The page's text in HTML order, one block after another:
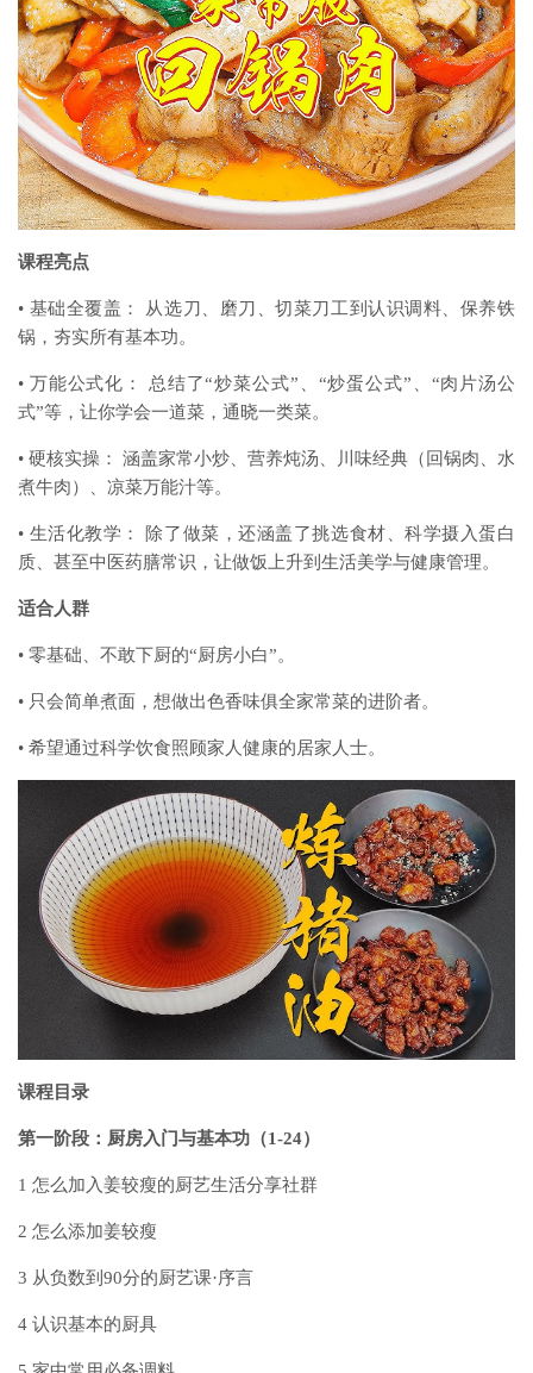
课程亮点
• 基础全覆盖： 从选刀、磨刀、切菜刀工到认识调料、保养铁
锅，夯实所有基本功。
• 万能公式化： 总结了“炒菜公式”、“炒蛋公式”、“肉片汤公
式”等，让你学会一道菜，通晓一类菜。
• 硬核实操： 涵盖家常小炒、营养炖汤、川味经典（回锅肉、水
煮牛肉）、凉菜万能汁等。
• 生活化教学： 除了做菜，还涵盖了挑选食材、科学摄入蛋白
质、甚至中医药膳常识，让做饭上升到生活美学与健康管理。
适合人群
• 零基础、不敢下厨的“厨房小白”。
• 只会简单煮面，想做出色香味俱全家常菜的进阶者。
• 希望通过科学饮食照顾家人健康的居家人士。
课程目录
第一阶段：厨房入门与基本功（1-24）
1 怎么加入姜较瘦的厨艺生活分享社群
2 怎么添加姜较瘦
3 从负数到90分的厨艺课·序言
4 认识基本的厨具